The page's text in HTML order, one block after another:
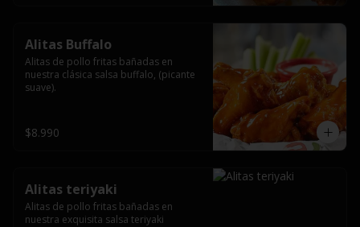
Alitas Buffalo
Alitas de pollo fritas bañadas en
nuestra clásica salsa buffalo, (picante
suave).
$8.990
Alitas teriyaki
Alitas de pollo fritas bañadas en
nuestra exquisita salsa teriyaki